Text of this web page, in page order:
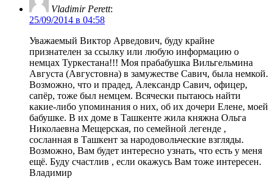
Vladimir Perett:
25/09/2014 в 04:58
Уважаемый Виктор Арведович, буду крайне
признателен за ссылку или любую информацию о
немцах Туркестана!!! Моя прабабушка Вильгельмина
Августа (Августовна) в замужестве Савич, была немкой.
Возможно, что и прадед, Александр Савич, офицер,
сапёр, тоже был немцем. Всячески пытаюсь найти
какие-либо упоминания о них, об их дочери Елене, моей
бабушке. В их доме в Ташкенте жила княжна Ольга
Николаевна Мещерская, по семейной легенде ,
сосланная в Ташкент за народовольческие взгляды.
Возможно, Вам будет интересно узнать, что есть у меня
ещё. Буду счастлив , если окажусь Вам тоже интересен.
Владимир